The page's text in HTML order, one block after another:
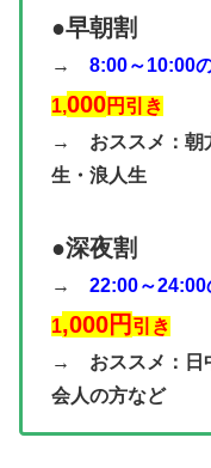
●早朝割
→ 8:00～10:00
1,000円引き
→ おススメ：朝
生・浪人生
●深夜割
→ 22:00～24:00
1,000円 引き
→ おススメ：日
会人の方など